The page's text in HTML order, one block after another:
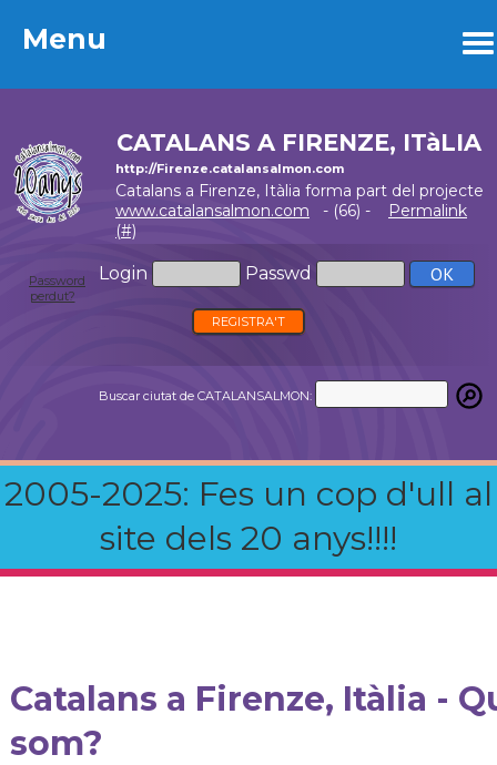
Menu
CATALANS A FIRENZE, ITàLIA
http://Firenze.catalansalmon.com
Catalans a Firenze, Itàlia forma part del projecte
www.catalansalmon.com - (66) -
Permalink
(#)
Login Passwd
Password
perdut?
REGISTRA'T
Buscar ciutat de CATALANSALMON:
2005-2025: Fes un cop d'ull al
site dels 20 anys!!!!
Menu
Catalans a Firenze, Itàlia -
som?